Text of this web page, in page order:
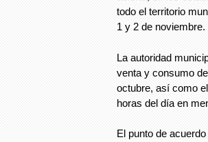
todo el territorio
1 y 2 de noviembre.
La autoridad
venta y consumo
octubre, así como
horas del día en
El punto de